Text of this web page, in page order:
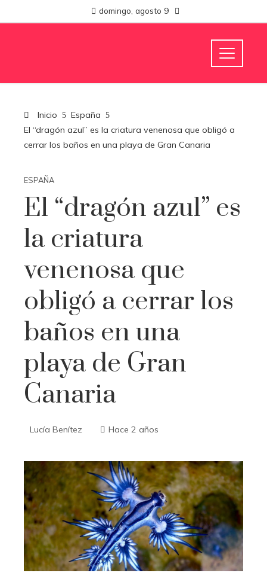
domingo, agosto 9
Inicio
España
El “dragón azul” es la criatura venenosa que obligó a
cerrar los baños en una playa de Gran Canaria
ESPAÑA
El “dragón azul” es
la criatura
venenosa que
obligó a cerrar los
baños en una
playa de Gran
Canaria
Lucía Benítez Hace 2 años